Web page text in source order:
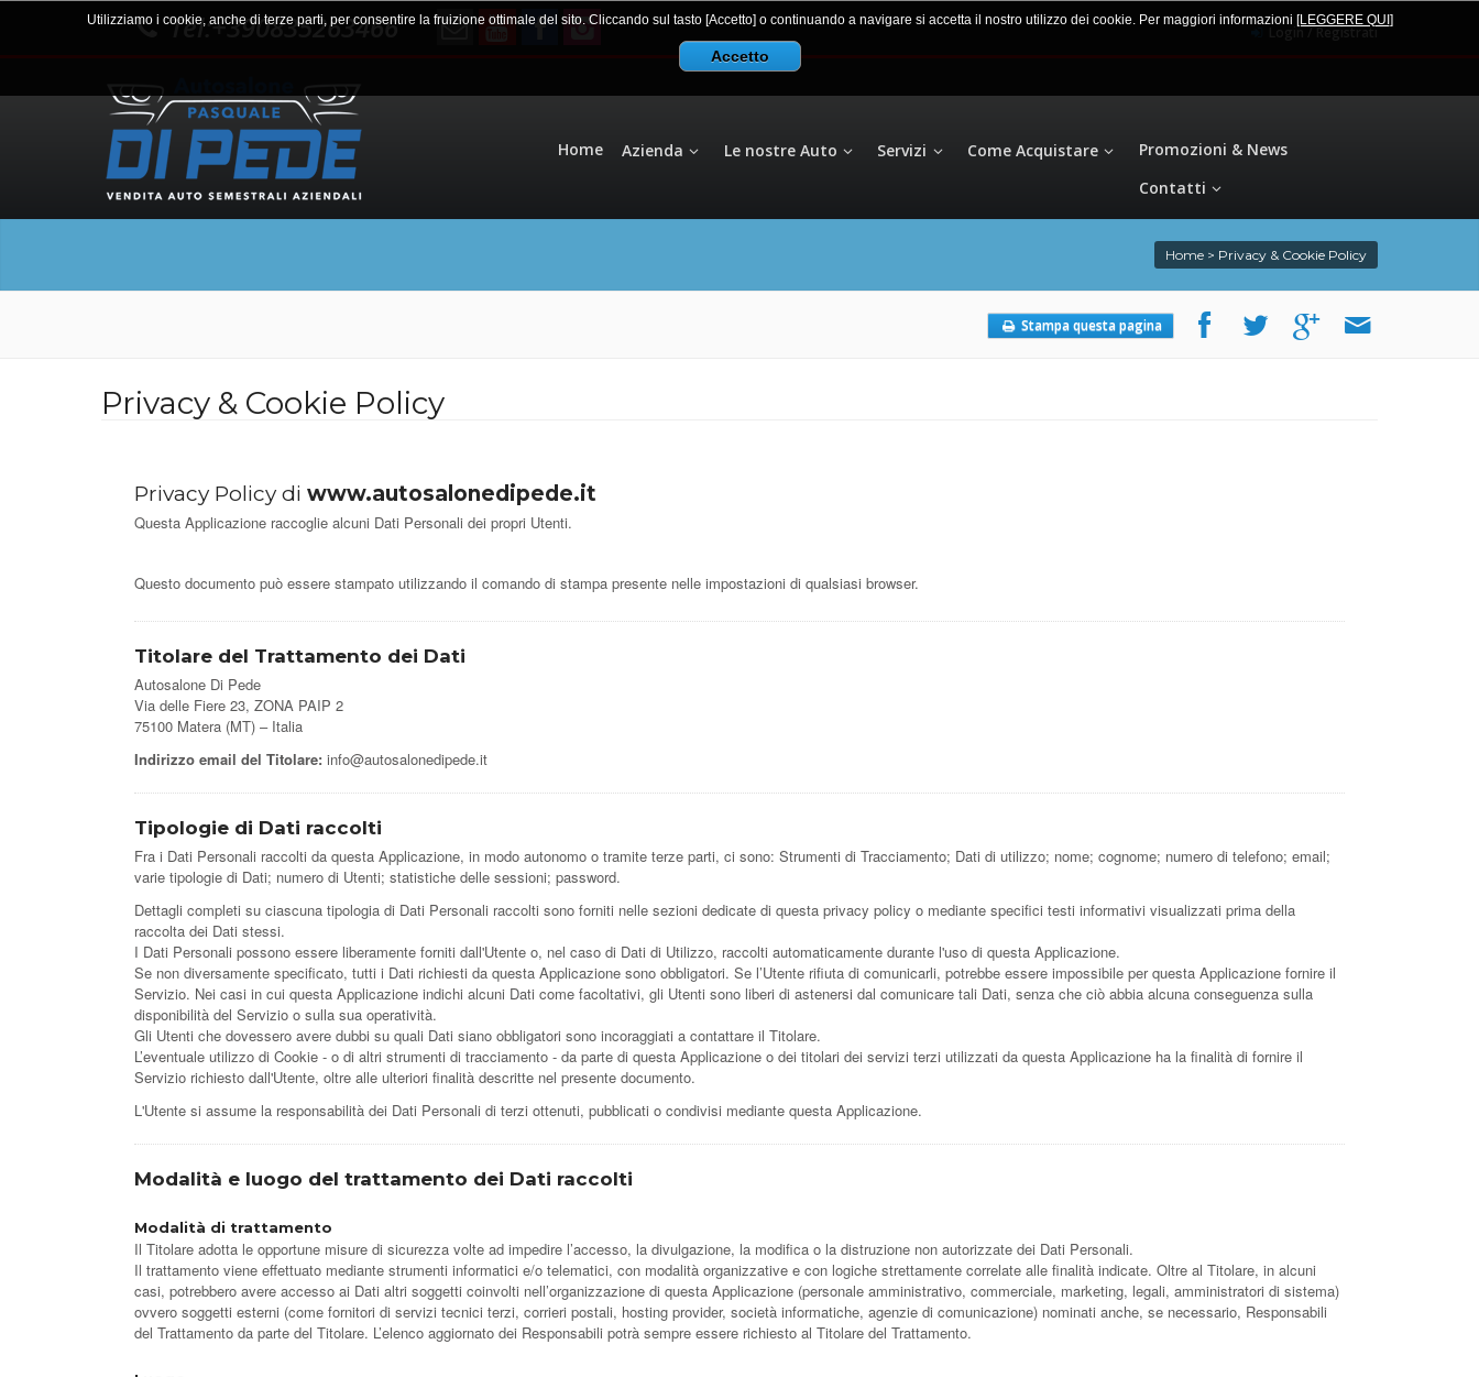
Utilizziamo i cookie, anche di terze parti, per consentire la fruizione ottimale del sito. Cliccando sul tasto [Accetto] o continuando a navigare si accetta il nostro utilizzo dei cookie. Per maggiori informazioni [LEGGERE QUI ]
Accetto
Tel:+390835263466 Login / Registrati
Home Azienda Le nostre Auto Servizi Come Acquistare
Promozioni & News
Contatti
Home > Privacy & Cookie Policy
Stampa questa pagina
Privacy & Cookie Policy
Privacy Policy di www.autosalonedipede.it
Questa Applicazione raccoglie alcuni Dati Personali dei propri Utenti.
Questo documento può essere stampato utilizzando il comando di stampa presente nelle impostazioni di qualsiasi browser.
Titolare del Trattamento dei Dati
Autosalone Di Pede
Via delle Fiere 23, ZONA PAIP 2
75100 Matera (MT) – Italia
Indirizzo email del Titolare: info@autosalonedipede.it
Tipologie di Dati raccolti
Fra i Dati Personali raccolti da questa Applicazione, in modo autonomo o tramite terze parti, ci sono: Strumenti di Tracciamento; Dati di utilizzo; nome; cognome; numero di telefono; email;
varie tipologie di Dati; numero di Utenti; statistiche delle sessioni; password.
Dettagli completi su ciascuna tipologia di Dati Personali raccolti sono forniti nelle sezioni dedicate di questa privacy policy o mediante specifici testi informativi visualizzati prima della
raccolta dei Dati stessi.
I Dati Personali possono essere liberamente forniti dall'Utente o, nel caso di Dati di Utilizzo, raccolti automaticamente durante l'uso di questa Applicazione.
Se non diversamente specificato, tutti i Dati richiesti da questa Applicazione sono obbligatori. Se l’Utente rifiuta di comunicarli, potrebbe essere impossibile per questa Applicazione fornire il
Servizio. Nei casi in cui questa Applicazione indichi alcuni Dati come facoltativi, gli Utenti sono liberi di astenersi dal comunicare tali Dati, senza che ciò abbia alcuna conseguenza sulla
disponibilità del Servizio o sulla sua operatività.
Gli Utenti che dovessero avere dubbi su quali Dati siano obbligatori sono incoraggiati a contattare il Titolare.
L’eventuale utilizzo di Cookie - o di altri strumenti di tracciamento - da parte di questa Applicazione o dei titolari dei servizi terzi utilizzati da questa Applicazione ha la finalità di fornire il
Servizio richiesto dall'Utente, oltre alle ulteriori finalità descritte nel presente documento.
L'Utente si assume la responsabilità dei Dati Personali di terzi ottenuti, pubblicati o condivisi mediante questa Applicazione.
Modalità e luogo del trattamento dei Dati raccolti
Modalità di trattamento
Il Titolare adotta le opportune misure di sicurezza volte ad impedire l’accesso, la divulgazione, la modifica o la distruzione non autorizzate dei Dati Personali.
Il trattamento viene effettuato mediante strumenti informatici e/o telematici, con modalità organizzative e con logiche strettamente correlate alle finalità indicate. Oltre al Titolare, in alcuni
casi, potrebbero avere accesso ai Dati altri soggetti coinvolti nell’organizzazione di questa Applicazione (personale amministrativo, commerciale, marketing, legali, amministratori di sistema)
ovvero soggetti esterni (come fornitori di servizi tecnici terzi, corrieri postali, hosting provider, società informatiche, agenzie di comunicazione) nominati anche, se necessario, Responsabili
del Trattamento da parte del Titolare. L’elenco aggiornato dei Responsabili potrà sempre essere richiesto al Titolare del Trattamento.